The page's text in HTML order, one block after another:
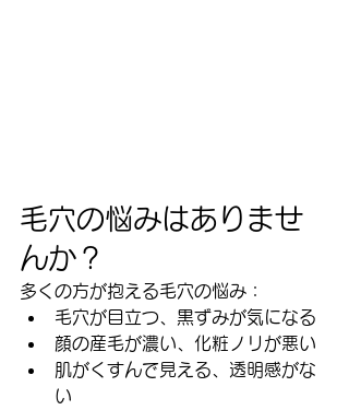
毛穴の悩みはありませ
んか？
多くの方が抱える毛穴の悩み：
毛穴が目立つ、黒ずみが気になる
顔の産毛が濃い、化粧ノリが悪い
肌がくすんで見える、透明感がな
い